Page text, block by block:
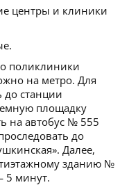
центры и клиники
поликлиники
на метро. Для
до станции
площадку
на автобус № 555
до
Далее,
зданию №
5 минут.